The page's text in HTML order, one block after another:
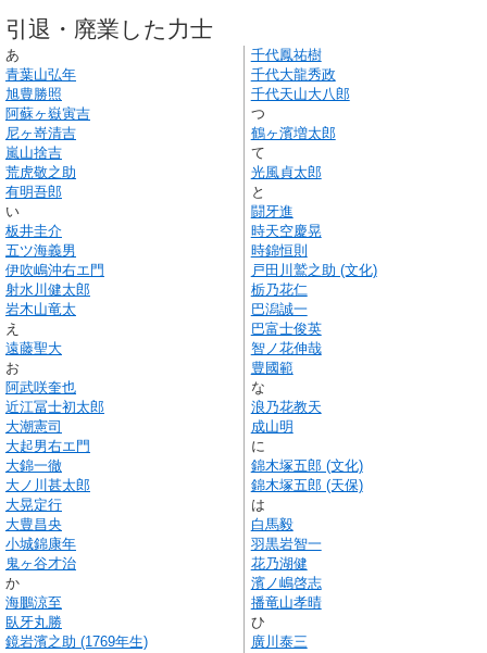
引退・廃業した力士
あ
青葉山弘年
旭豊勝照
阿蘇ヶ嶽寅吉
尼ヶ嵜清吉
嵐山捨吉
荒虎敬之助
有明吾郎
い
板井圭介
五ツ海義男
伊吹嶋沖右エ門
射水川健太郎
岩木山竜太
え
遠藤聖大
お
阿武咲奎也
近江冨士初太郎
大潮憲司
大起男右エ門
大錦一徹
大ノ川甚太郎
大晃定行
大豊昌央
小城錦康年
鬼ヶ谷才治
か
海鵬涼至
臥牙丸勝
鏡岩濱之助 (1769年生)
千代鳳祐樹
千代大龍秀政
千代天山大八郎
つ
鶴ヶ濱増太郎
て
光風貞太郎
と
闘牙進
時天空慶晃
時錦恒則
戸田川鷲之助 (文化)
栃乃花仁
巴潟誠一
巴富士俊英
智ノ花伸哉
豊國範
な
浪乃花教天
成山明
に
錦木塚五郎 (文化)
錦木塚五郎 (天保)
は
白馬毅
羽黒岩智一
花乃湖健
濱ノ嶋啓志
播竜山孝晴
ひ
廣川泰三